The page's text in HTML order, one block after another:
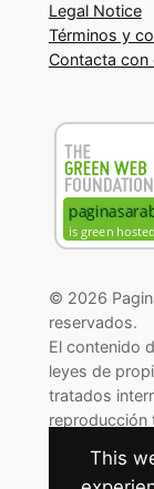
Legal Notice
Términos y
Contacta
© 2026
reservados.
El contenido
leyes de
tratados
reproducción
This